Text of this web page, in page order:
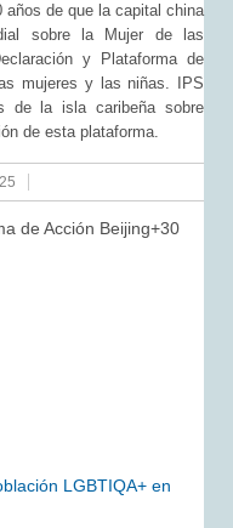
años de que la capital china
sobre la Mujer de las
y Plataforma de
mujeres y las niñas. IPS
de la isla caribeña sobre
de esta plataforma.
LGBTIQA+ en